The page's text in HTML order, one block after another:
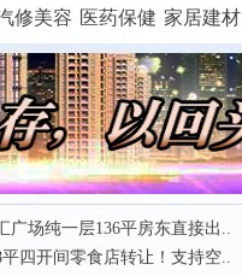
修美容 医药保健 家居建材
广场纯一层136平房东直接出..
平四开间零食店转让！支持空..